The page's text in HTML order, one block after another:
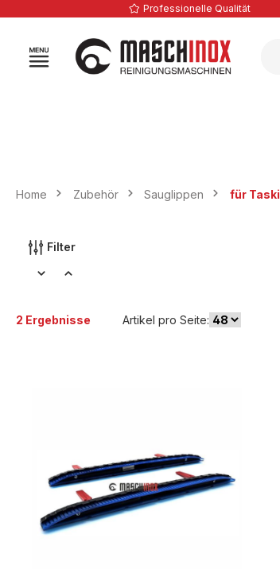
Zur Hauptnavigation springen
Professionelle Qualität
Home Zubehör Sauglippen für Taski
Filter
2 Ergebnisse Artikel pro Seite: